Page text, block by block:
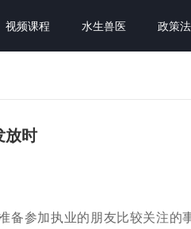
视频课程 水生兽医 政策
放时
备参加执业的朋友比较关注